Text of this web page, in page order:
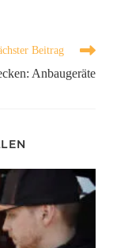
Beitrag
Anbaugeräte